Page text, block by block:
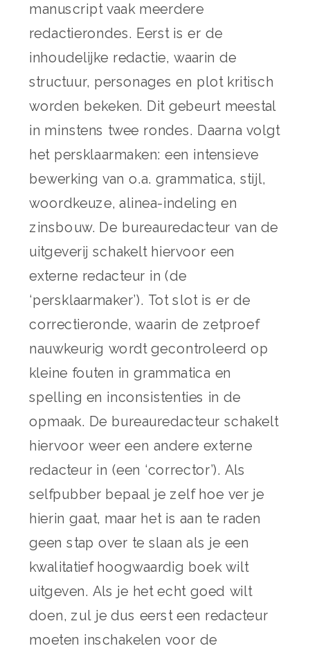
manuscript vaak meerdere
redactierondes. Eerst is er de
inhoudelijke redactie, waarin de
structuur, personages en plot kritisch
worden bekeken. Dit gebeurt meestal
in minstens twee rondes. Daarna volgt
het persklaarmaken: een intensieve
bewerking van o.a. grammatica, stijl,
woordkeuze, alinea-indeling en
zinsbouw. De bureauredacteur van de
uitgeverij schakelt hiervoor een
externe redacteur in (de
‘persklaarmaker’). Tot slot is er de
correctieronde, waarin de zetproef
nauwkeurig wordt gecontroleerd op
kleine fouten in grammatica en
spelling en inconsistenties in de
opmaak. De bureauredacteur schakelt
hiervoor weer een andere externe
redacteur in (een ‘corrector’). Als
selfpubber bepaal je zelf hoe ver je
hierin gaat, maar het is aan te raden
geen stap over te slaan als je een
kwalitatief hoogwaardig boek wilt
uitgeven. Als je het echt goed wilt
doen, zul je dus eerst een redacteur
moeten inschakelen voor de